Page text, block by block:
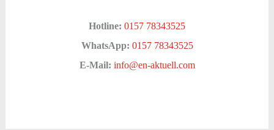
Hotline: 0157 78343525
WhatsApp: 0157 78343525
E-Mail: info@en-aktuell.com